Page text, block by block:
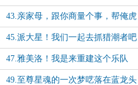
披焰成袍
43.亲家母，跟你商量个事，帮俺虎
大圣一个忙
45.派大星！我们一起去抓猎潮者吧
47.雅美洛！我是来重建这个乐队
的，从没想要拆散它！
49.至尊星魂的一次梦呓落在蓝龙头